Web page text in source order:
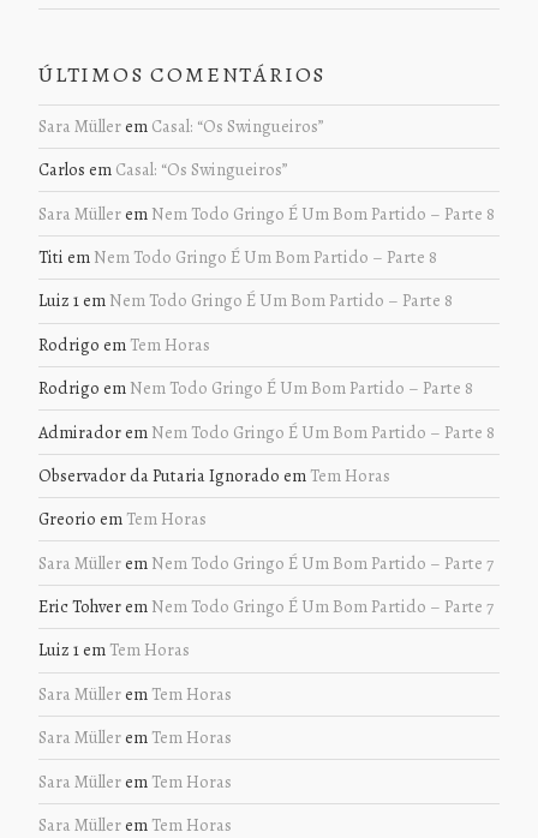
ÚLTIMOS COMENTÁRIOS
Sara Müllerem Casal: “Os Swingueiros”
Carlos em Casal: “Os Swingueiros”
Sara Müllerem Nem Todo Gringo É Um Bom Partido – Parte 8
Titi em Nem Todo Gringo É Um Bom Partido – Parte 8
Luiz 1em Nem Todo Gringo É Um Bom Partido – Parte 8
Rodrigo em Tem Horas
Rodrigo em Nem Todo Gringo É Um Bom Partido – Parte 8
Admiradorem Nem Todo Gringo É Um Bom Partido – Parte 8
Observador da Putaria Ignorado em Tem Horas
Greorio em Tem Horas
Sara Müllerem Nem Todo Gringo É Um Bom Partido – Parte 7
Eric Tohverem Nem Todo Gringo É Um Bom Partido – Parte 7
Luiz 1em Tem Horas
Sara Müllerem Tem Horas
Sara Müllerem Tem Horas
Sara Müllerem Tem Horas
Sara Müllerem Tem Horas